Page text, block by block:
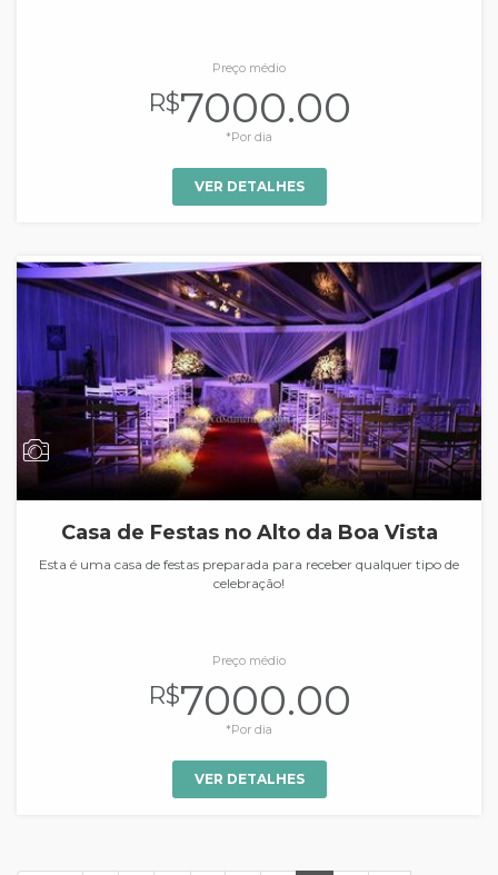
Preço médio
R$7000.00
*Por dia
VER DETALHES
Casa de Festas no Alto da Boa Vista
Esta é uma casa de festas preparada para receber qualquer tipo de
celebração!
Preço médio
R$7000.00
*Por dia
VER DETALHES